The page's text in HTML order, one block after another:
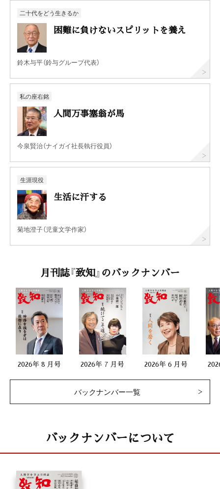
二十代をどう生きるか
困難に負けないスピリットを養え
鈴木与平（鈴与グループ代表）
私の座右銘
人間万事塞翁が馬
今泉賢治（ナイガイ社長執行役員）
生涯現役
生活に汗する
菊地澄子（児童文学作家）
月刊誌『致知』のバックナンバー
2026年 8 月号 2026年 7 月号 2026年 6 月号
バックナンバー一覧
バックナンバーについて